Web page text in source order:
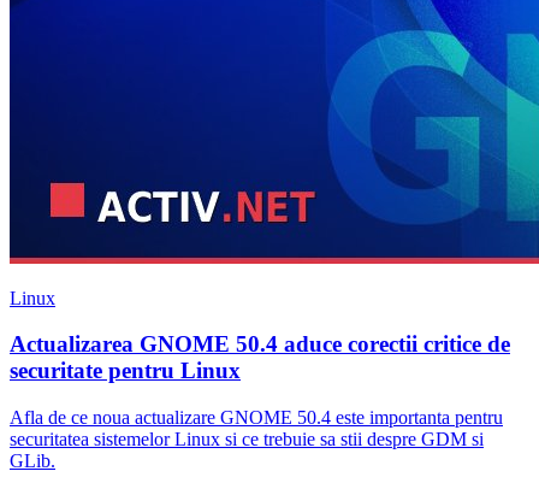
Linux
Actualizarea GNOME 50.4 aduce corectii critice de
securitate pentru Linux
Afla de ce noua actualizare GNOME 50.4 este importanta pentru
securitatea sistemelor Linux si ce trebuie sa stii despre GDM si
GLib.